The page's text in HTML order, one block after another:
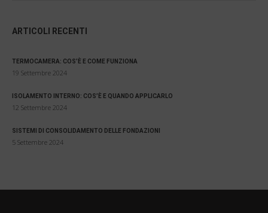
ARTICOLI RECENTI
TERMOCAMERA: COS’È E COME FUNZIONA
19 Settembre 2024
ISOLAMENTO INTERNO: COS’È E QUANDO APPLICARLO
12 Settembre 2024
SISTEMI DI CONSOLIDAMENTO DELLE FONDAZIONI
5 Settembre 2024